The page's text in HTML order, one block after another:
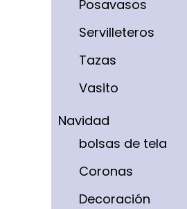
Posavasos
Servilleteros
Tazas
Vasito
Navidad
bolsas de tela
Coronas
Decoración